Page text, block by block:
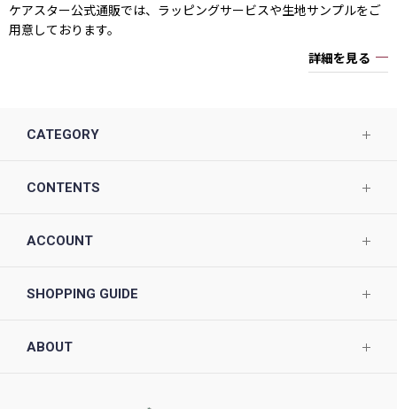
ケアスター公式通販では、ラッピングサービスや生地サンプルをご
用意しております。
詳細を見る
CATEGORY
CONTENTS
ACCOUNT
SHOPPING GUIDE
ABOUT